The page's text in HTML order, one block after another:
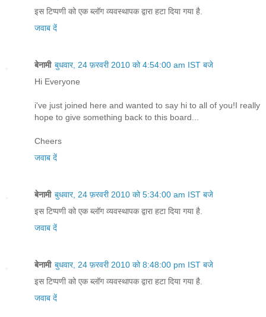
इस टिप्पणी को एक ब्लॉग व्यवस्थापक द्वारा हटा दिया गया है.
जवाब दें
बेनामी बुधवार, 24 फ़रवरी 2010 को 4:54:00 am IST बजे
Hi Everyone
i've just joined here and wanted to say hi to all of you!I really
hope to give something back to this board...
Cheers
जवाब दें
बेनामी बुधवार, 24 फ़रवरी 2010 को 5:34:00 am IST बजे
इस टिप्पणी को एक ब्लॉग व्यवस्थापक द्वारा हटा दिया गया है.
जवाब दें
बेनामी बुधवार, 24 फ़रवरी 2010 को 8:48:00 pm IST बजे
इस टिप्पणी को एक ब्लॉग व्यवस्थापक द्वारा हटा दिया गया है.
जवाब दें